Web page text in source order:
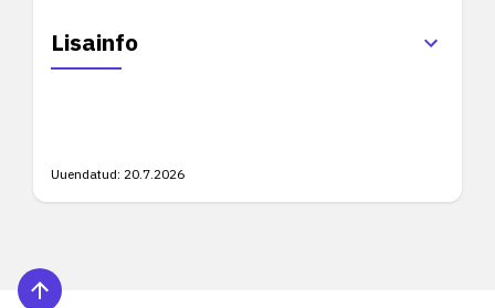
Lisainfo
Uuendatud: 20.7.2026